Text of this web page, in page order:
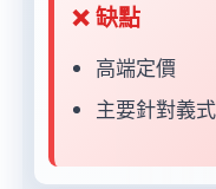
❌ 缺點
高端定價
主要針對義